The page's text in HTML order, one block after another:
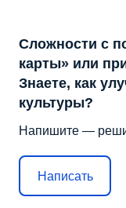
Сложности с
карты» или
Знаете, как
культуры?
Напишите —
Написать